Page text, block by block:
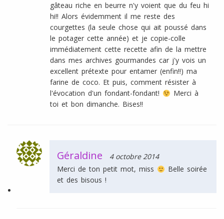
gâteau riche en beurre n'y voient que du feu hi
hi!! Alors évidemment il me reste des
courgettes (la seule chose qui ait poussé dans
le potager cette année) et je copie-colle
immédiatement cette recette afin de la mettre
dans mes archives gourmandes car j'y vois un
excellent prétexte pour entamer (enfin!!) ma
farine de coco. Et puis, comment résister à
l'évocation d'un fondant-fondant!
Merci à
toi et bon dimanche. Bises!!
Géraldine
4 octobre 2014
Merci de ton petit mot, miss
Belle soirée
et des bisous !